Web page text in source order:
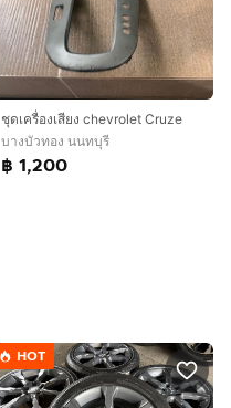
ชุดเครื่องเสียง chevrolet Cruze
บางบัวทอง นนทบุรี
฿ 1,200
HOT